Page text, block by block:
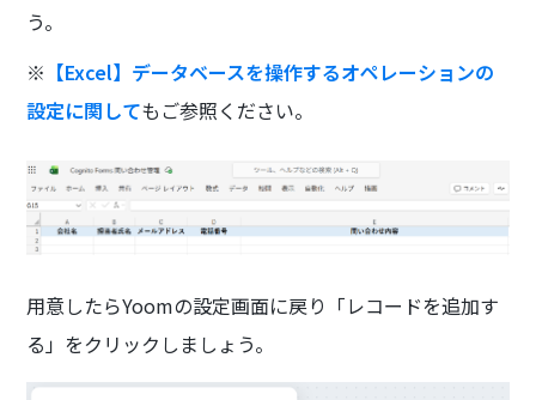
う。
※ 【Excel】データベースを操作するオペレーションの
設定に関してもご参照ください。
用意したらYoomの設定画面に戻り「レコードを追加す
る」をクリックしましょう。